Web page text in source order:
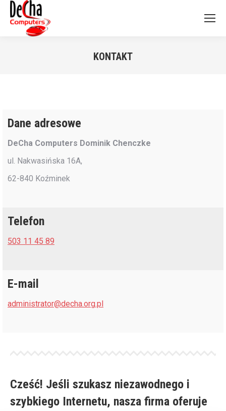
KONTAKT
Dane adresowe
DeCha Computers Dominik Chenczke
ul. Nakwasińska 16A,
62-840 Koźminek
Telefon
503 11 45 89
E-mail
administrator@decha.org.pl
Cześć! Jeśli szukasz niezawodnego i
szybkiego Internetu, nasza firma oferuje